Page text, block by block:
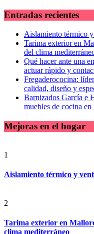
Entradas recientes
Aislamiento térmico
Tarima exterior en
del clima
Qué hacer ante una
actuar rápido y
Fregaderococina:
calidad, diseño y
Barnizados García e
muebles de cocina en
Mejoras en el hogar
1
Aislamiento térmico y
2
Tarima exterior en
clima mediterráneo